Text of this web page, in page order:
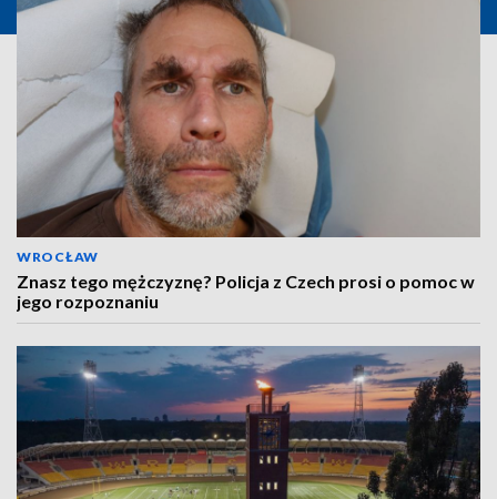
WROCŁAW
Znasz tego mężczyznę? Policja z Czech prosi o pomoc w
jego rozpoznaniu